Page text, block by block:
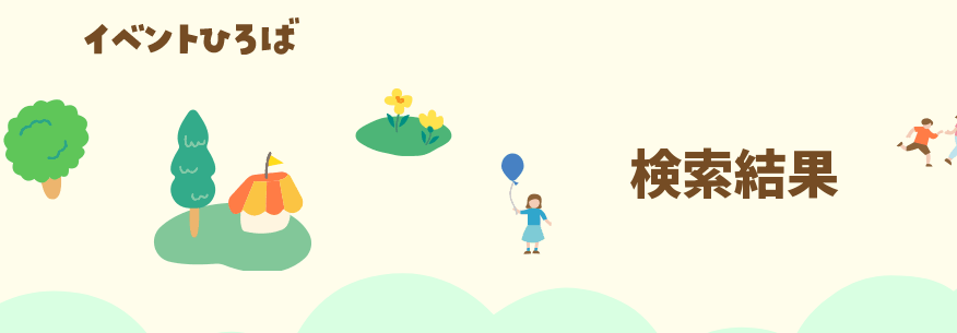
検索結果